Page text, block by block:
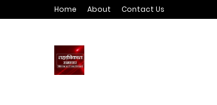
Home About Contact Us